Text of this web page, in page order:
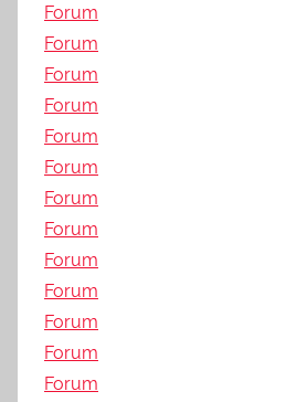
Forum
Forum
Forum
Forum
Forum
Forum
Forum
Forum
Forum
Forum
Forum
Forum
Forum